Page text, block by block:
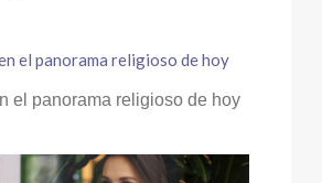
el panorama religioso de hoy